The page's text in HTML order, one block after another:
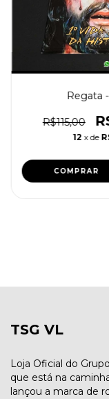
Regata
R$115,00
12 x de
COMPRAR
TSG VL
Loja Oficial do
que está na
lançou a marca de